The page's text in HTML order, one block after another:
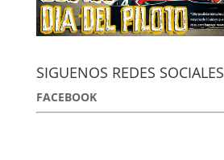
SIGUENOS REDES SOCIALES
FACEBOOK